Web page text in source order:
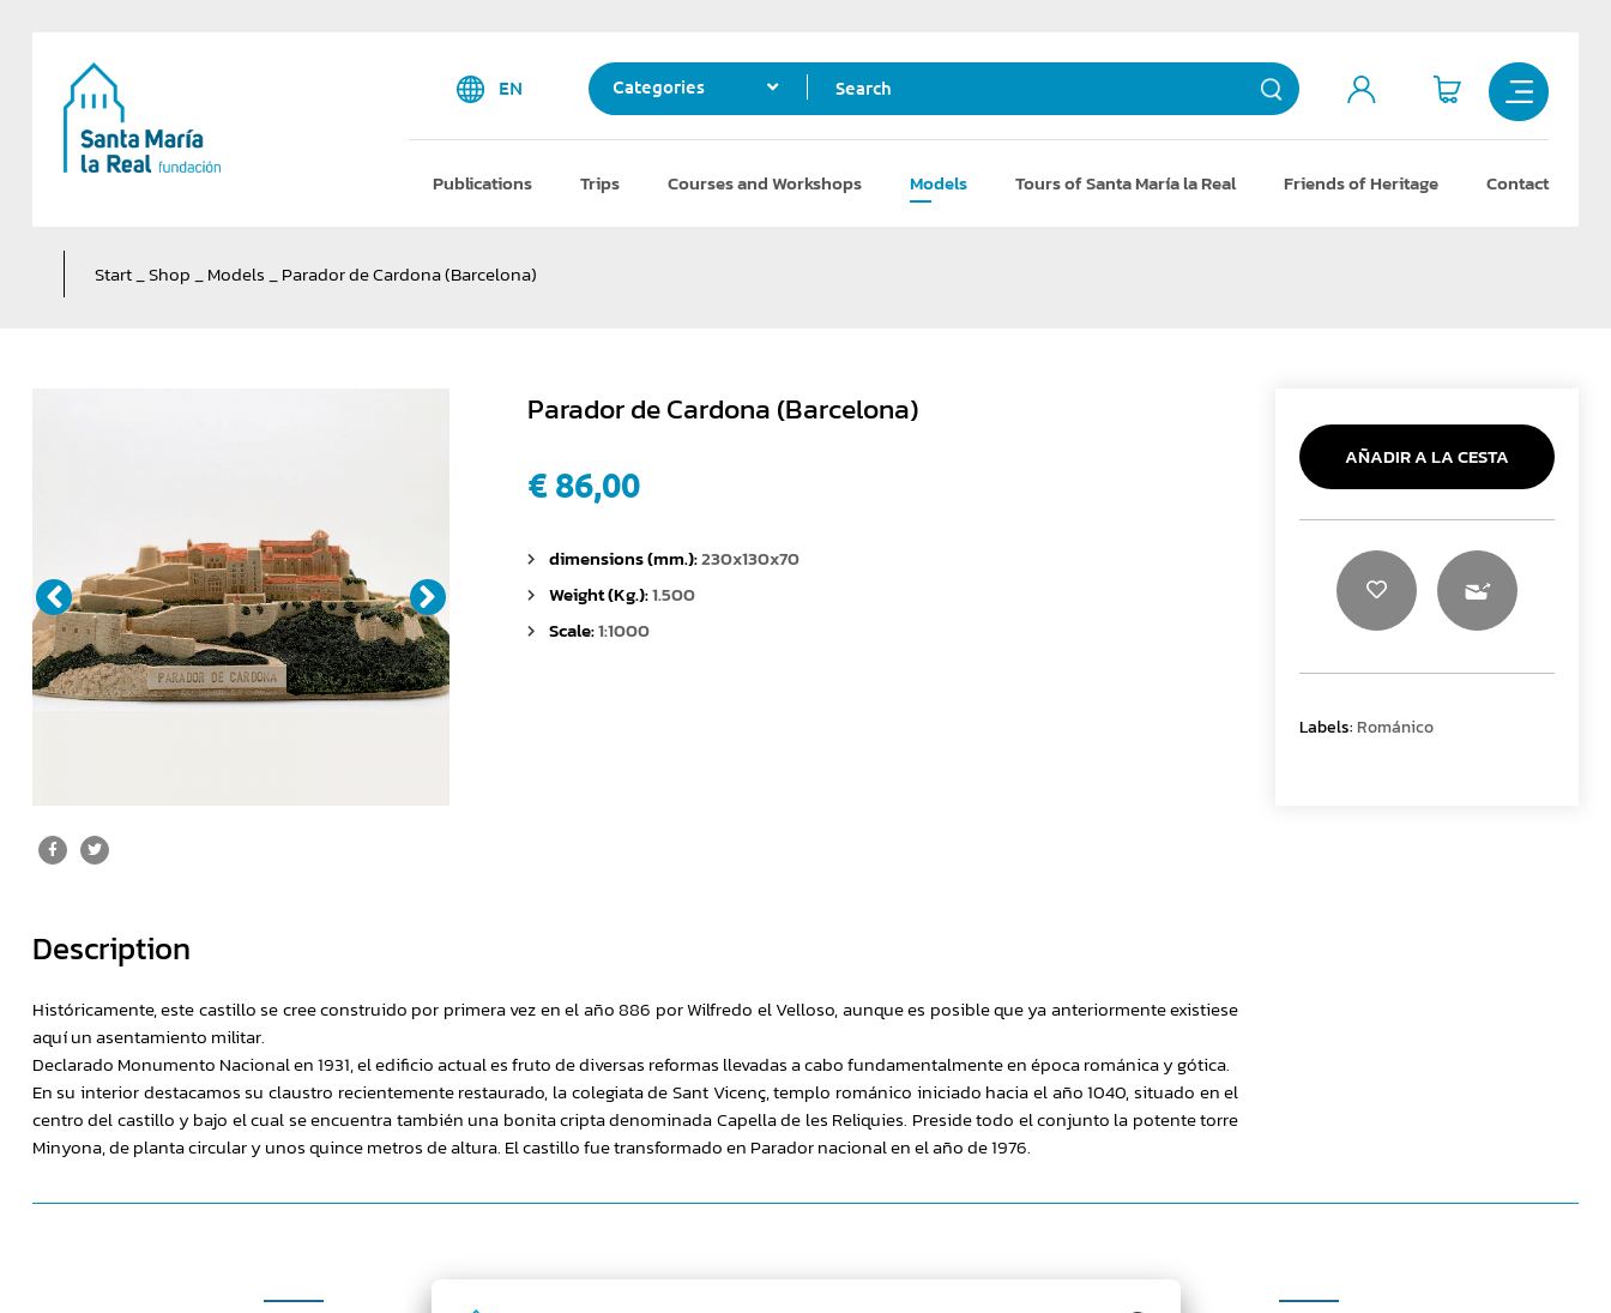
EN Categories Search
Publications Trips Courses and Workshops Models Tours of Santa María la Real Friends of Heritage Contact
Start_Shop_Models_Parador de Cardona (Barcelona)
Parador de Cardona (Barcelona)
€ 86,00
dimensions (mm.):230x130x70
Weight (Kg.):1.500
Scale:1:1000
AÑADIR A LA CESTA
Labels: Románico
Description
Históricamente, este castillo se cree construido por primera vez en el año 886 por Wilfredo el Velloso, aunque es posible que ya anteriormente existiese
aquí un asentamiento militar.
Declarado Monumento Nacional en 1931, el edificio actual es fruto de diversas reformas llevadas a cabo fundamentalmente en época románica y gótica.
En su interior destacamos su claustro recientemente restaurado, la colegiata de Sant Vicenç, templo románico iniciado hacia el año 1040, situado en el
centro del castillo y bajo el cual se encuentra también una bonita cripta denominada Capella de les Reliquies. Preside todo el conjunto la potente torre
Minyona, de planta circular y unos quince metros de altura. El castillo fue transformado en Parador nacional en el año de 1976.